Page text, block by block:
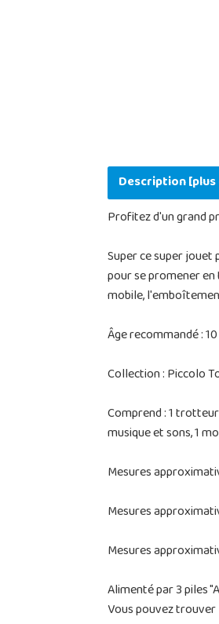
Description
Profitez d'un grand
Super ce super
pour se promener
mobile,
Âge recommandé :
Collection : Piccolo
Comprend : 1
musique et sons, 1
Mesures
Mesures
Mesures
Alimenté par 3 piles
Vous pouvez trouver